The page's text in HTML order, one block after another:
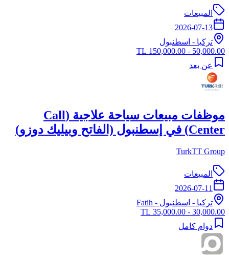
المبيعات
2026-07-13
تركيا - اسطنبول
50,000.00 - 150,000.00 TL
عن بعد
موظفات مبيعات سياحة علاجية (Call
Center) في إسطنبول (الفاتح وبيليك دوزو)
TurkTT Group
المبيعات
2026-07-11
تركيا - اسطنبول - Fatih
30,000.00 - 35,000.00 TL
دوام كامل